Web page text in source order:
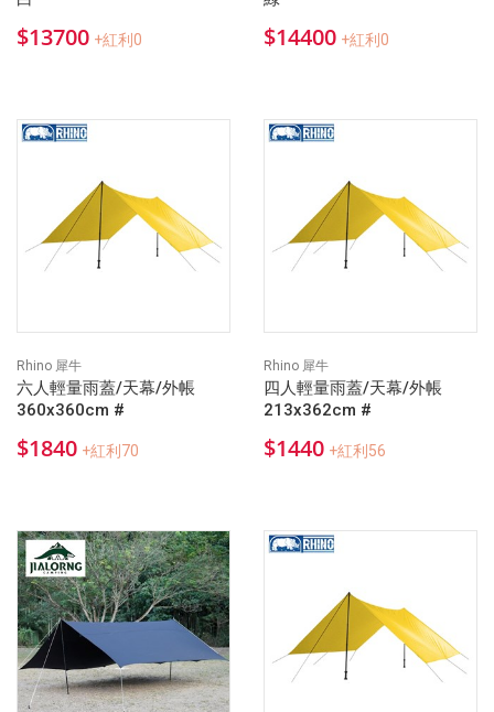
$13700 +紅利0 $14400 +紅利0
Rhino 犀牛
六人輕量雨蓋/天幕/外帳
360x360cm #
$1840 +紅利70
Rhino 犀牛
四人輕量雨蓋/天幕/外帳
213x362cm #
$1440 +紅利56